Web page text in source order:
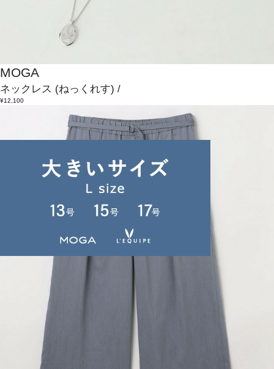
MOGA
ネックレス (ねっくれす) /
¥12,100